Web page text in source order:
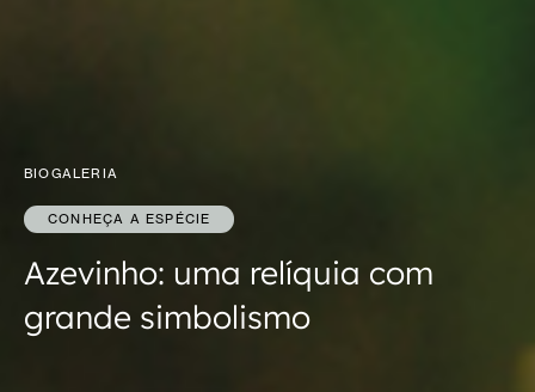
BIOGALERIA
CONHEÇA A ESPÉCIE
Azevinho: uma relíquia com
grande simbolismo